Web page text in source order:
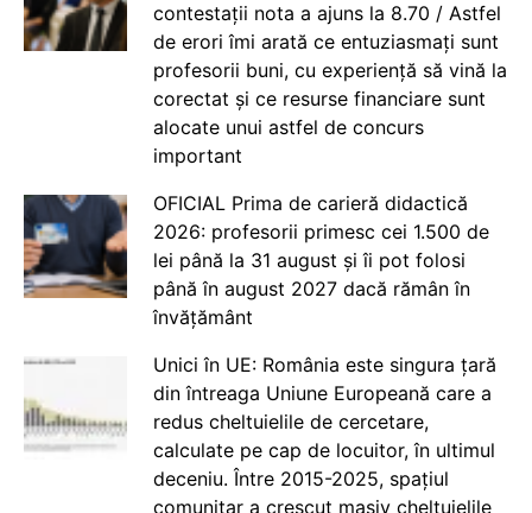
contestații nota a ajuns la 8.70 / Astfel
de erori îmi arată ce entuziasmați sunt
profesorii buni, cu experiență să vină la
corectat și ce resurse financiare sunt
alocate unui astfel de concurs
important
OFICIAL Prima de carieră didactică
2026: profesorii primesc cei 1.500 de
lei până la 31 august și îi pot folosi
până în august 2027 dacă rămân în
învățământ
Unici în UE: România este singura țară
din întreaga Uniune Europeană care a
redus cheltuielile de cercetare,
calculate pe cap de locuitor, în ultimul
deceniu. Între 2015-2025, spațiul
comunitar a crescut masiv cheltuielile